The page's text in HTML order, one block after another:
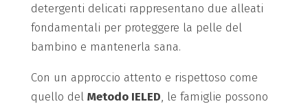
detergenti delicati rappresentano due alleati
fondamentali per proteggere la pelle del
bambino e mantenerla sana.
Con un approccio attento e rispettoso come
quello del Metodo IELED, le famiglie possono